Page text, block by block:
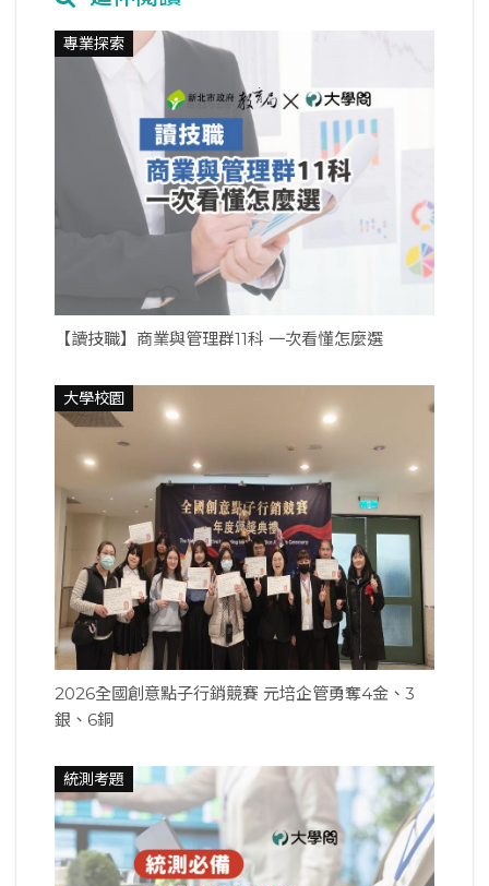
專業探索
【讀技職】商業與管理群11科 一次看懂怎麼選
大學校園
2026全國創意點子行銷競賽 元培企管勇奪4金、3
銀、6銅
統測考題